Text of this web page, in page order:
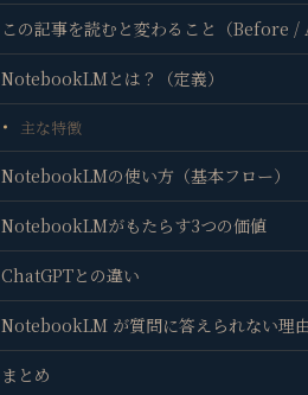
この記事を読むと変わること（Before /
NotebookLMとは？（定義）
主な特徴
NotebookLMの使い方（基本フロー）
NotebookLMがもたらす3つの価値
ChatGPTとの違い
NotebookLM が質問に答えられない理
まとめ